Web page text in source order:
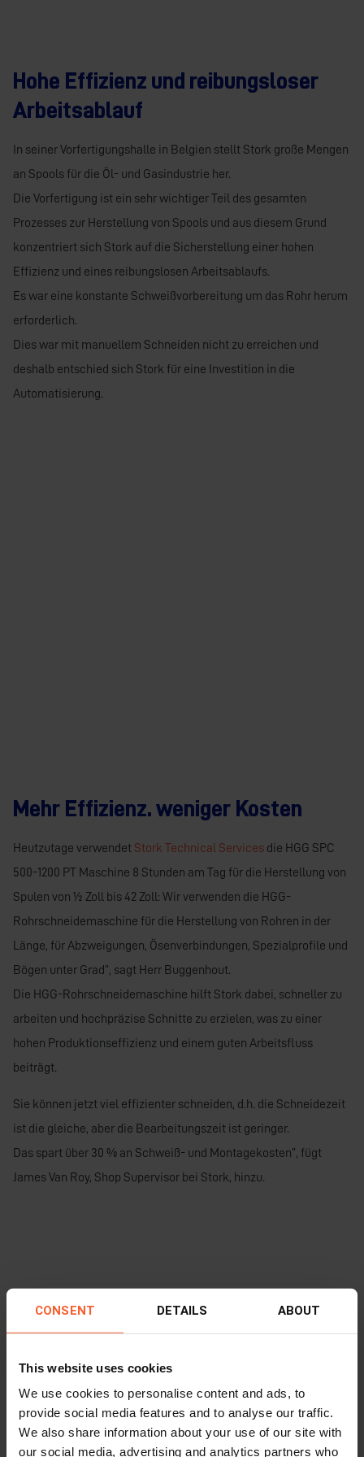
CONSENT DETAILS ABOUT
This website uses cookies
We use cookies to personalise content and ads, to
provide social media features and to analyse our traffic.
We also share information about your use of our site with
our social media, advertising and analytics partners who
Hohe Effizienz und reibungsloser
Arbeitsablauf
In seiner Vorfertigungshalle in Belgien stellt Stork große Mengen
an Spools für die Öl- und Gasindustrie her.
Die Vorfertigung ist ein sehr wichtiger Teil des gesamten
Prozesses zur Herstellung von Spools und aus diesem Grund
konzentriert sich Stork auf die Sicherstellung einer hohen
Effizienz und eines reibungslosen Arbeitsablaufs.
Es war eine konstante Schweißvorbereitung um das Rohr herum
erforderlich.
Dies war mit manuellem Schneiden nicht zu erreichen und
deshalb entschied sich Stork für eine Investition in die
Automatisierung.
Mehr Effizienz. weniger Kosten
Heutzutage verwendet Stork Technical Services die HGG SPC
500-1200 PT Maschine 8 Stunden am Tag für die Herstellung von
Spulen von ½ Zoll bis 42 Zoll: Wir verwenden die HGG-
Rohrschneidemaschine für die Herstellung von Rohren in der
Länge, für Abzweigungen, Ösenverbindungen, Spezialprofile und
Bögen unter Grad“, sagt Herr Buggenhout.
Die HGG-Rohrschneidemaschine hilft Stork dabei, schneller zu
arbeiten und hochpräzise Schnitte zu erzielen, was zu einer
hohen Produktionseffizienz und einem guten Arbeitsfluss
beiträgt.
Sie können jetzt viel effizienter schneiden, d.h. die Schneidezeit
ist die gleiche, aber die Bearbeitungszeit ist geringer.
Das spart über 30 % an Schweiß- und Montagekosten“, fügt
James Van Roy, Shop Supervisor bei Stork, hinzu.